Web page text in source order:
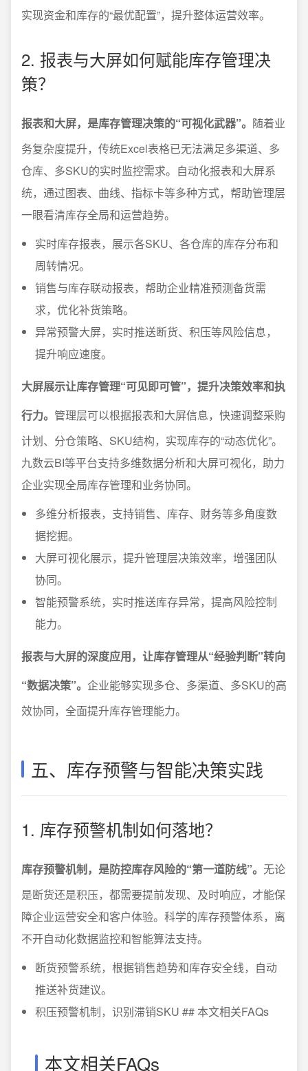
实现资金和库存的“最优配置”，提升整体运营效率。
2. 报表与大屏如何赋能库存管理决
策？
报表和大屏，是库存管理决策的“可视化武器”。 随着业
务复杂度提升，传统Excel表格已无法满足多渠道、多
仓库、多SKU的实时监控需求。自动化报表和大屏系
统，通过图表、曲线、指标卡等多种方式，帮助管理层
一眼看清库存全局和运营趋势。
实时库存报表，展示各SKU、各仓库的库存分布和
周转情况。
销售与库存联动报表，帮助企业精准预测备货需
求，优化补货策略。
异常预警大屏，实时推送断货、积压等风险信息，
提升响应速度。
大屏展示让库存管理“可见即可管”，提升决策效率和执
行力。 管理层可以根据报表和大屏信息，快速调整采购
计划、分仓策略、SKU结构，实现库存的“动态优化”。
九数云BI等平台支持多维数据分析和大屏可视化，助力
企业实现全局库存管理和业务协同。
多维分析报表，支持销售、库存、财务等多角度数
据挖掘。
大屏可视化展示，提升管理层决策效率，增强团队
协同。
智能预警系统，实时推送库存异常，提高风险控制
能力。
报表与大屏的深度应用，让库存管理从“经验判断”转向
“数据决策”。 企业能够实现多仓、多渠道、多SKU的高
效协同，全面提升库存管理能力。
五、库存预警与智能决策实践
1. 库存预警机制如何落地？
库存预警机制，是防控库存风险的“第一道防线”。 无论
是断货还是积压，都需要提前发现、及时响应，才能保
障企业运营安全和客户体验。科学的库存预警体系，离
不开自动化数据监控和智能算法支持。
断货预警系统，根据销售趋势和库存安全线，自动
推送补货建议。
积压预警机制，识别滞销SKU ## 本文相关FAQs
本文相关FAQs